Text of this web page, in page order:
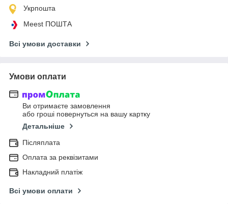
Укрпошта
Meest ПОШТА
Всі умови доставки
Умови оплати
Ви отримаєте замовлення
або гроші повернуться на вашу картку
Детальніше
Післяплата
Оплата за реквізитами
Накладний платіж
Всі умови оплати